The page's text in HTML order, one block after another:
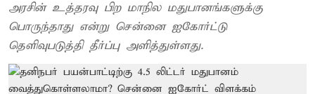
அரசின் உத்தரவு பிற மாநில மதுபானங்களுக்கு
பொருந்தாது என்று சென்னை ஐகோர்ட்டு
தெளிவுபடுத்தி தீர்ப்பு அளித்துள்ளது.